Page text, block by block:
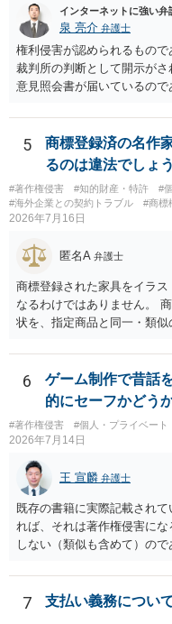
める方向の事情となります
りません。 まず、見積書、
を確認したうえで、「提供
を許諾しない」と書面で明確
掲載された場合は、URL、掲
とは限りません。医学上の
成でまとめる必要がありま
図をトレース・模写した部
に、自分で構図や表現を工
た、改変・SNS掲載が認めら
件に従って使う方法もあり
自分だけの学習用にとどめ
インターネットに強い弁
泉 亮介 弁護士
権利侵害が認められるもの
裁判所の判断として開示がさ
意見照会書が届いているの
いかと思われます。
5
商標登録済の名作
るのは違法でしょ
#著作権侵害 #知的財産・特許
#
#海外企業との契約トラブル
#商標
2026年7月16日
匿名A 弁護士
商標登録された家具をイラ
なるわけではありません。
状を、指定商品と同一・類
て描くにとどまる場合は、
れます。 ただし、家具名や
し、公式商品やライセンス
権や不正競争防止法上の問
が認められる場合は、著作権
やプレゼントでも、著作権
有料か無料かよりも、商標
日本の商標権は原則として
売する場合は、販売国の商
の作家の例は、許諾を得て
ない、又は単に権利行使さ
す。他人が販売しているこ
6
ゲーム制作で昔話
的にセーフかどう
#著作権侵害 #個人・プライベート
2026年7月14日
王 宣麟 弁護士
既存の書籍に実際記載され
れば、それは著作権侵害に
しない（類似も含めて）の
現」であり、昔話の大筋や
ア利用の範囲です。 一方で
7 支払い義務につい